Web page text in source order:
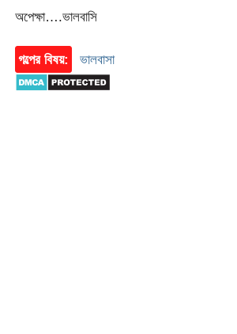
অপেক্ষা….ভালবাসি
গল্পের বিষয়: ভালবাসা